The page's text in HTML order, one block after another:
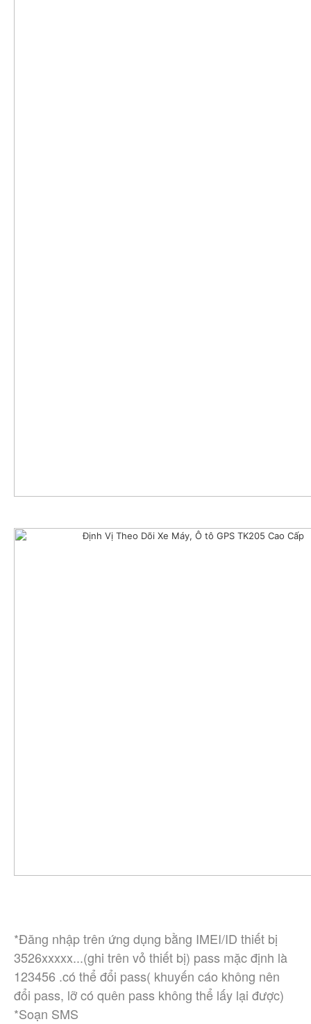
*Đăng nhập trên ứng dụng bằng IMEI/ID thiết bị
3526xxxxx...(ghi trên vỏ thiết bị) pass mặc định là
123456 .có thể đổi pass( khuyến cáo không nên
đổi pass, lỡ có quên pass không thể lấy lại được)
*Soạn SMS